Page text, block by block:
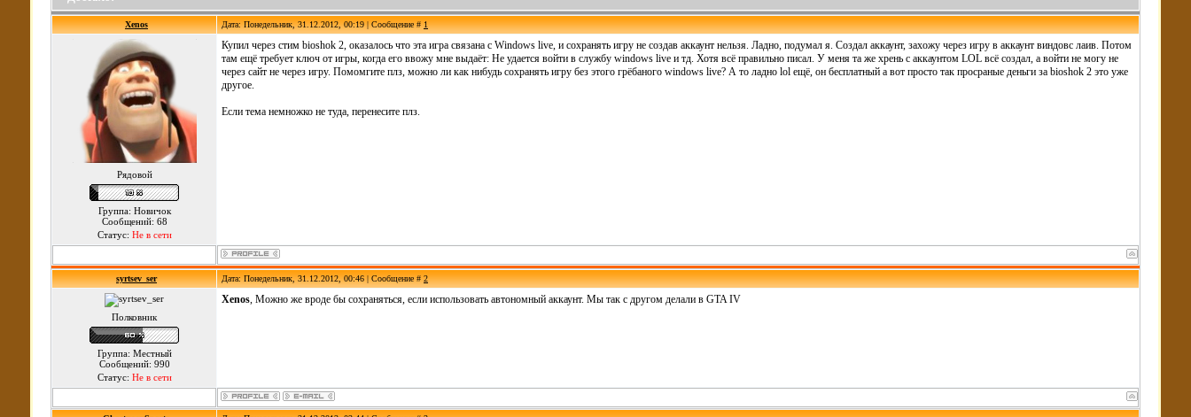
Xenos Дата: Понедельник, 31.12.2012, 00:19 | Сообщение #1
Рядовой
Группа: Новичок
Сообщений: 68
Статус: Не в сети
Купил через стим bioshok 2, оказалось что эта игра связана с Windows live, и сохранять игру не создав аккаунт нельзя. Ладно, подумал я. Создал аккаунт, захожу через игру в аккаунт виндовс лаив. Потом
там ещё требует ключ от игры, когда его ввожу мне выдаёт: Не удается войти в службу windows live и тд. Хотя всё правильно писал. У меня та же хрень с аккаунтом LOL всё создал, а войти не могу не
через сайт не через игру. Помомгите плз, можно ли как нибудь сохранять игру без этого грёбаного windows live? А то ладно lol ещё, он бесплатный а вот просто так просраные деньги за bioshok 2 это уже
другое.
Если тема немножко не туда, перенесите плз.
syrtsev_ser Дата: Понедельник, 31.12.2012, 00:46 | Сообщение #2
Полковник
Группа: Местный
Сообщений: 990
Статус: Не в сети
Xenos, Можно же вроде бы сохраняться, если использовать автономный аккаунт. Мы так с другом делали в GTA IV